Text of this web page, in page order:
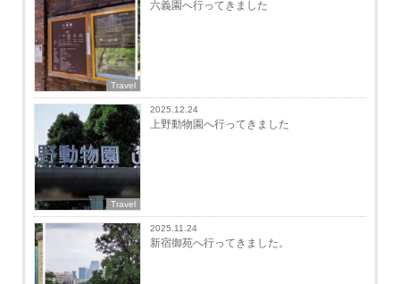
Travel
六義園へ行ってきました
Travel
2025.12.24
上野動物園へ行ってきました
2025.11.24
新宿御苑へ行ってきました。